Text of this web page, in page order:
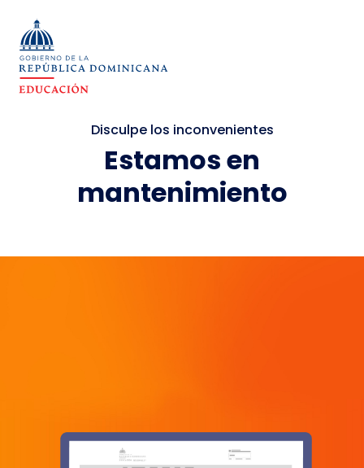
Disculpe los inconvenientes
Estamos en
mantenimiento